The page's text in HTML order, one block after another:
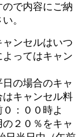
で内容にご納
。
ンセルはいつ
ってはキャン
の場合のキャ
キャンセル料
：００時よ
２０％をキャ